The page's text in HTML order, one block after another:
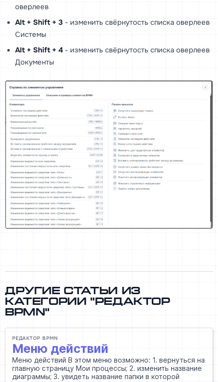
оверлеев
Alt + Shift + 3 - изменить свёрнутость списка оверлеев
Системы
Alt + Shift + 4- изменить свёрнутость списка оверлеев
Документы
Другие статьи из
категории "Редактор
BPMN"
РЕДАКТОР BPMN
Меню действий
Меню действий В этом меню возможно: 1. вернуться на
главную страницу Мои процессы; 2. изменить название
диаграммы; 3. увидеть название папки в которой